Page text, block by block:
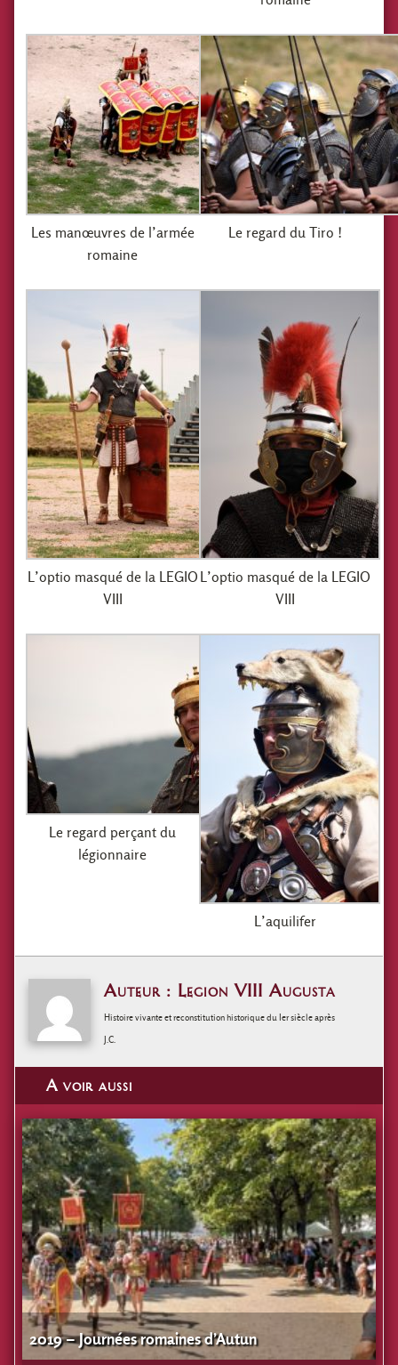
Les manœuvres de l’armée
romaine
Le regard du Tiro !
L’optio masqué de la LEGIO
VIII
L’optio masqué de la LEGIO
VIII
Le regard perçant du
légionnaire
L’aquilifer
Auteur : Legion VIII Augusta
Histoire vivante et reconstitution historique du Ier siècle après
J.C.
A voir aussi
2019 – Journées romaines d’Autun